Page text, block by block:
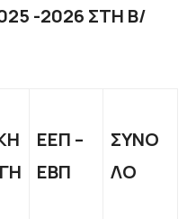
-2026 ΣΤΗ Β/
ΕΕΠ –
ΕΒΠ
ΣΥΝΟ
ΛΟ